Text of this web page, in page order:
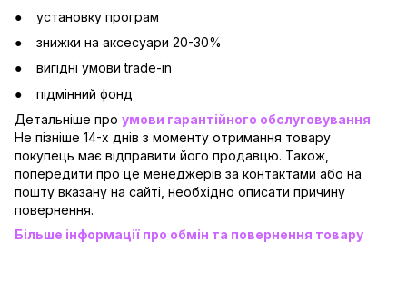
установку програм
знижки на аксесуари 20-30%
вигідні умови trade-in
підмінний фонд
Детальніше про умови гарантійного обслуговування
Не пізніше 14-х днів з моменту отримання товару
покупець має відправити його продавцю. Також,
попередити про це менеджерів за контактами або на
пошту вказану на сайті, необхідно описати причину
повернення.
Більше інформації про обмін та повернення товару